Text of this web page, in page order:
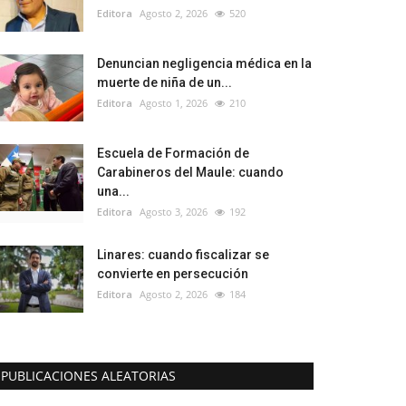
Editora Agosto 2, 2026 520
Denuncian negligencia médica en la
muerte de niña de un...
Editora Agosto 1, 2026 210
Escuela de Formación de
Carabineros del Maule: cuando
una...
Editora Agosto 3, 2026 192
Linares: cuando fiscalizar se
convierte en persecución
Editora Agosto 2, 2026 184
PUBLICACIONES ALEATORIAS